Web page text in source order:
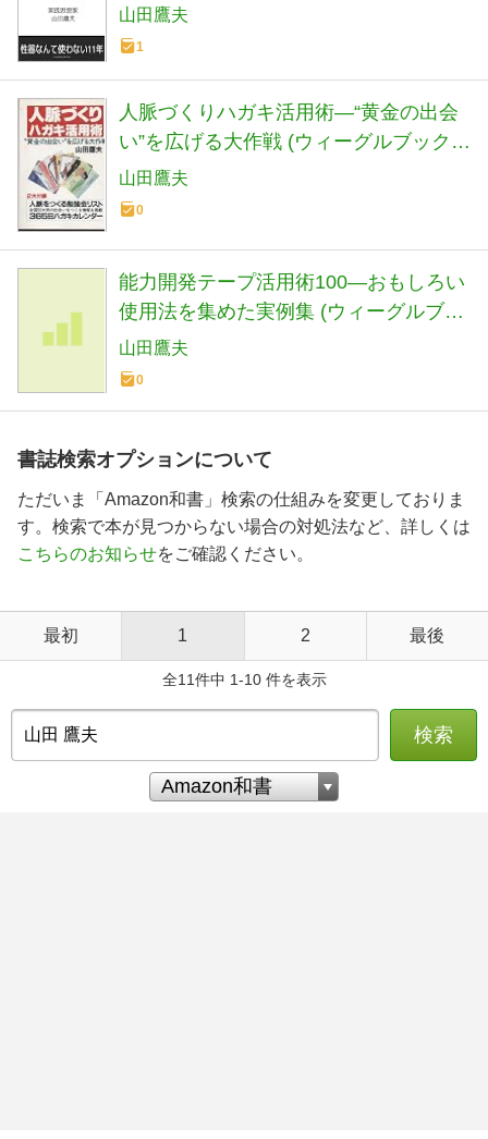
山田鷹夫
1
人脈づくりハガキ活用術―“黄金の出会
い”を広げる大作戦 (ウィーグルブック
ス)
山田鷹夫
0
能力開発テープ活用術100―おもしろい
使用法を集めた実例集 (ウィーグルブッ
クス―自己開発シリーズ)
山田鷹夫
0
書誌検索オプションについて
ただいま「Amazon和書」検索の仕組みを変更しておりま
す。検索で本が見つからない場合の対処法など、詳しくは
こちらのお知らせをご確認ください。
最初 1 2 最後
全11件中 1-10 件を表示
検索